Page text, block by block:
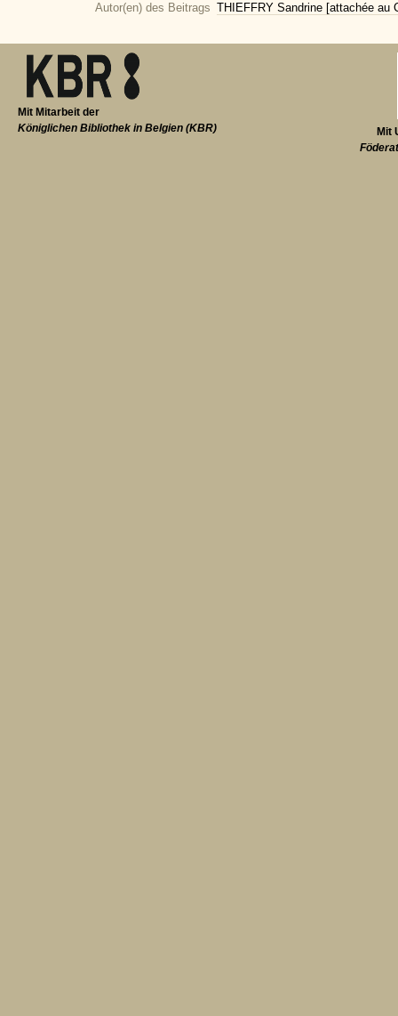
Autor(en) des Beitrags THIEFFRY Sandrine [attachée au
Mit
Mit Mitarbeit der
Königlichen Bibliothek in Belgien (KBR)